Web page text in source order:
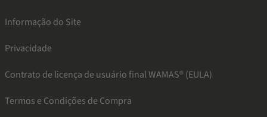
Informação do Site
Privacidade
Contrato de licença de usuário final WAMAS® (EULA)
Termos e Condições de Compra